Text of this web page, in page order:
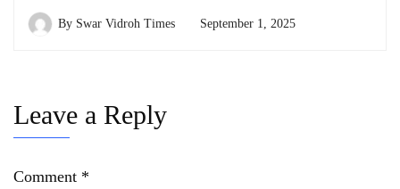
By Swar Vidroh Times September 1, 2025
Leave a Reply
Comment *